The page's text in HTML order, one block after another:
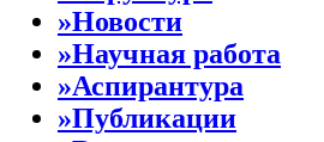
»Новости
»Научная работа
»Аспирантура
»Публикации